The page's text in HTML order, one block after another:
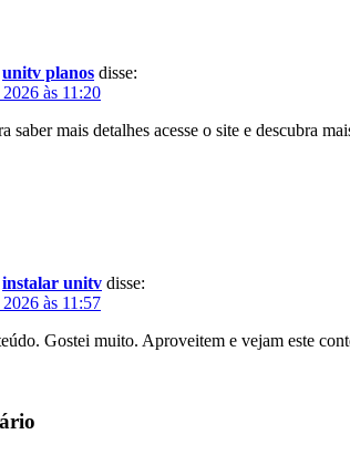
unitv planos disse:
às 11:20
saber mais detalhes acesse o site e descubra
instalar unitv disse:
às 11:57
Gostei muito. Aproveitem e vejam este